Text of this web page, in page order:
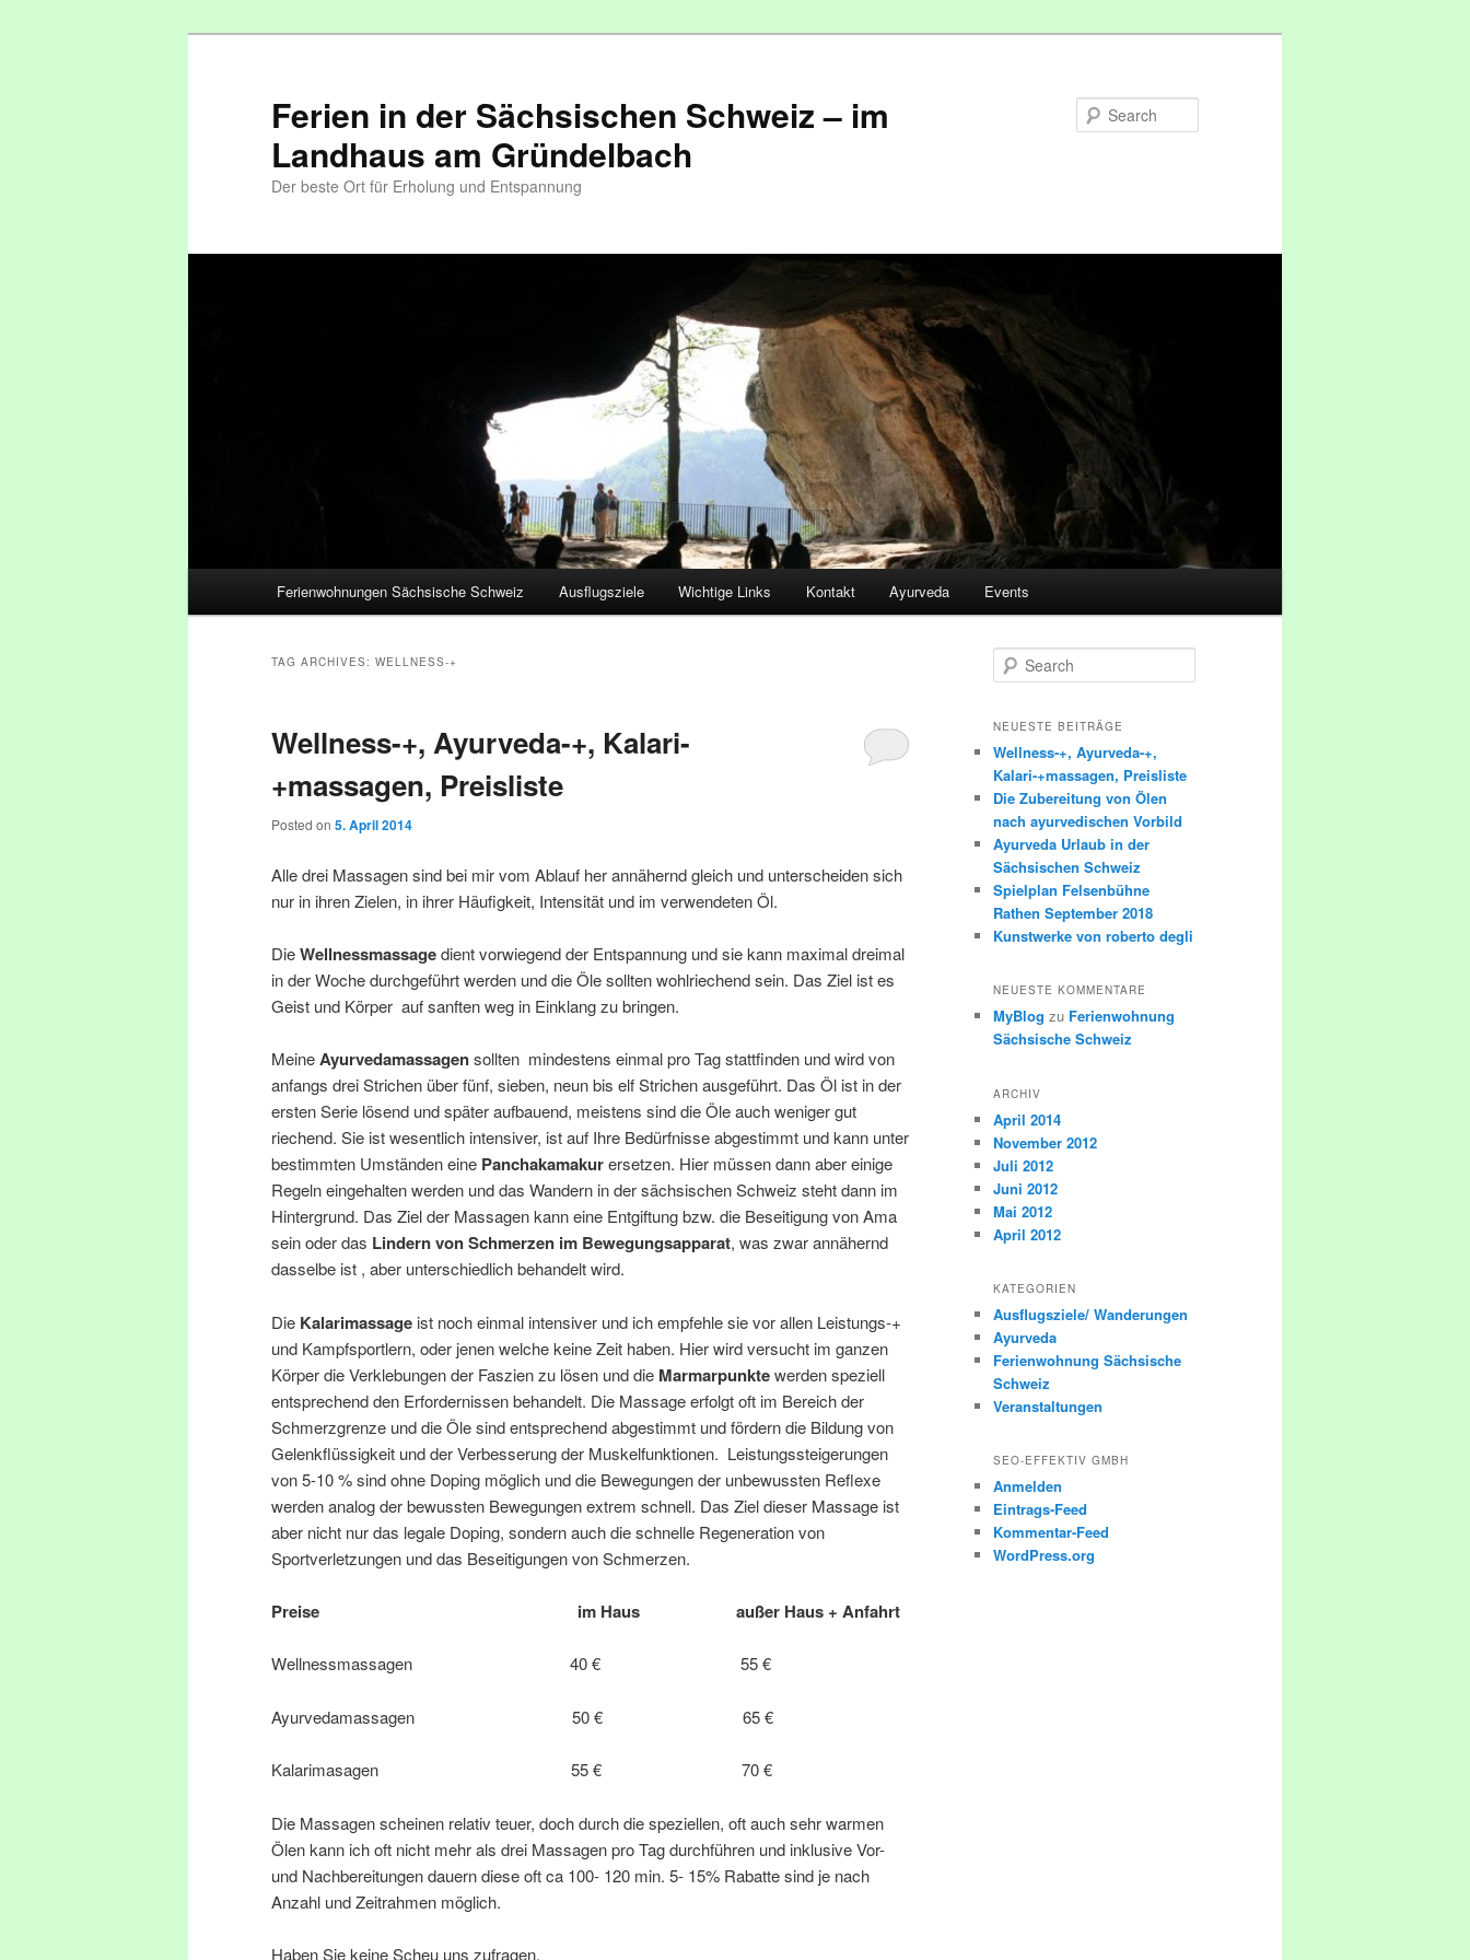
Ferien in der Sächsischen Schweiz – im
Landhaus am Gründelbach
Der beste Ort für Erholung und Entspannung
Skip to primary content
Skip to secondary content
Ferienwohnungen Sächsische Schweiz Ausflugsziele Wichtige Links Kontakt Ayurveda Events
TAG ARCHIVES: WELLNESS-+
Wellness-+, Ayurveda-+, Kalari-
+massagen, Preisliste
Posted on 5. April 2014
Alle drei Massagen sind bei mir vom Ablauf her annähernd gleich und unterscheiden sich
nur in ihren Zielen, in ihrer Häufigkeit, Intensität und im verwendeten Öl.
DieWellnessmassagedient vorwiegend der Entspannung und sie kann maximal dreimal
in der Woche durchgeführt werden und die Öle sollten wohlriechend sein. Das Ziel ist es
Geist und Körper auf sanften weg in Einklang zu bringen.
MeineAyurvedamassagensollten mindestens einmal pro Tag stattfinden und wird von
anfangs drei Strichen über fünf, sieben, neun bis elf Strichen ausgeführt. Das Öl ist in der
ersten Serie lösend und später aufbauend, meistens sind die Öle auch weniger gut
riechend. Sie ist wesentlich intensiver, ist auf Ihre Bedürfnisse abgestimmt und kann unter
bestimmten Umständen eine Panchakamakurersetzen. Hier müssen dann aber einige
Regeln eingehalten werden und das Wandern in der sächsischen Schweiz steht dann im
Hintergrund. Das Ziel der Massagen kann eine Entgiftung bzw. die Beseitigung von Ama
sein oder das Lindern von Schmerzen im Bewegungsapparat, was zwar annähernd
dasselbe ist , aber unterschiedlich behandelt wird.
Die Kalarimassage ist noch einmal intensiver und ich empfehle sie vor allen Leistungs-+
und Kampfsportlern, oder jenen welche keine Zeit haben. Hier wird versucht im ganzen
Körper die Verklebungen der Faszien zu lösen und die Marmarpunktewerden speziell
entsprechend den Erfordernissen behandelt. Die Massage erfolgt oft im Bereich der
Schmerzgrenze und die Öle sind entsprechend abgestimmt und fördern die Bildung von
Gelenkflüssigkeit und der Verbesserung der Muskelfunktionen. Leistungssteigerungen
von 5-10 % sind ohne Doping möglich und die Bewegungen der unbewussten Reflexe
werden analog der bewussten Bewegungen extrem schnell. Das Ziel dieser Massage ist
aber nicht nur das legale Doping, sondern auch die schnelle Regeneration von
Sportverletzungen und das Beseitigungen von Schmerzen.
Preise im Haus außer Haus + Anfahrt
Wellnessmassagen 40 € 55 €
Ayurvedamassagen 50 € 65 €
Kalarimasagen 55 € 70 €
Die Massagen scheinen relativ teuer, doch durch die speziellen, oft auch sehr warmen
Ölen kann ich oft nicht mehr als drei Massagen pro Tag durchführen und inklusive Vor-
und Nachbereitungen dauern diese oft ca 100- 120 min. 5- 15% Rabatte sind je nach
Anzahl und Zeitrahmen möglich.
Haben Sie keine Scheu uns zufragen.
Search
NEUESTE BEITRÄGE
Wellness-+, Ayurveda-+,
Kalari-+massagen, Preisliste
Die Zubereitung von Ölen
nach ayurvedischen Vorbild
Ayurveda Urlaub in der
Sächsischen Schweiz
Spielplan Felsenbühne
Rathen September 2018
Kunstwerke von roberto degli
NEUESTE KOMMENTARE
MyBlog zu Ferienwohnung
Sächsische Schweiz
ARCHIV
April 2014
November 2012
Juli 2012
Juni 2012
Mai 2012
April 2012
KATEGORIEN
Ausflugsziele/ Wanderungen
Ayurveda
Ferienwohnung Sächsische
Schweiz
Veranstaltungen
SEO-EFFEKTIV GMBH
Anmelden
Eintrags-Feed
Kommentar-Feed
WordPress.org